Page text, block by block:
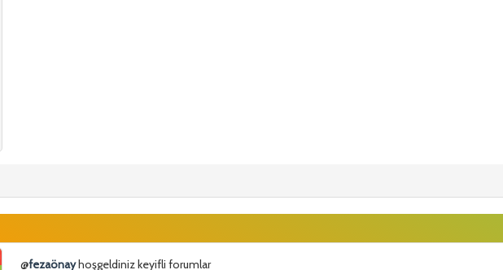
@fezaönayhoşgeldiniz keyifli forumlar